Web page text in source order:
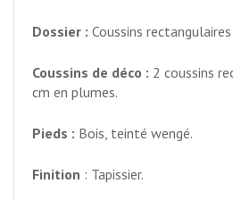
Dossier : Coussins
Coussins de déco : 2 coussins
cm en plumes.
Pieds : Bois, teinté wengé.
Finition : Tapissier.